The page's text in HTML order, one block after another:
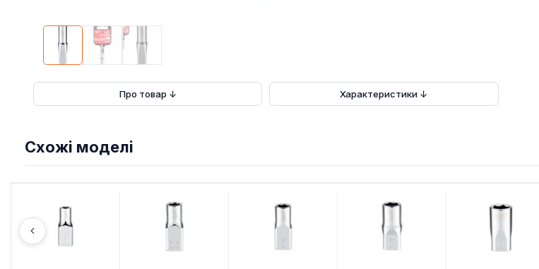
Про товар ↓ Характеристики ↓
Схожі моделі